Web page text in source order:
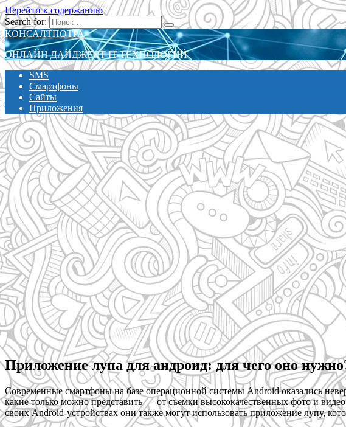
Перейти к содержанию
Search for:
КОНСАЛТПОТРА
ОНЛАЙН ДАЙДЖЕСТ IT-ТЕХНОЛОГИЙ
SMS
Смартфоны
Сайты
Приложения
Приложение лупа для андроид: для чего оно
Современные смартфоны на базе операционной системы Android оказались
какие только можно представить — от съемки высококачественных фото и
своих Android-устройствах они также могут использовать приложение лупу,